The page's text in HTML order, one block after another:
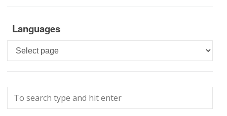
Languages
Languages